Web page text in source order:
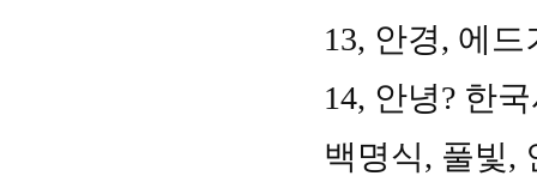
13, 안경, 에드
14, 안녕? 한
백명식, 풀빛,